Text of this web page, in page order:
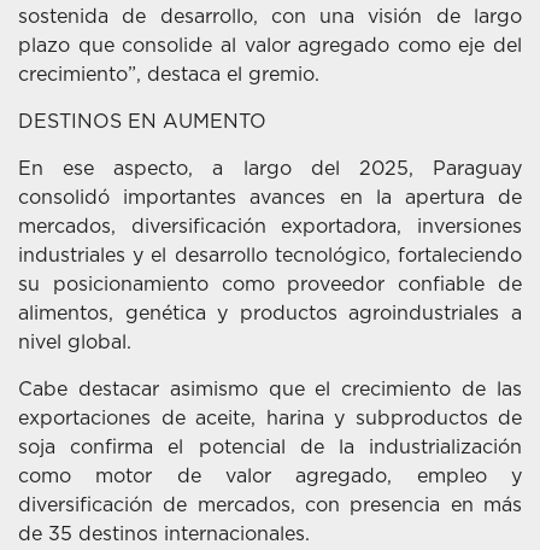
sostenida de desarrollo, con una visión de largo
plazo que consolide al valor agregado como eje del
crecimiento”, destaca el gremio.
DESTINOS EN AUMENTO
En ese aspecto, a largo del 2025, Paraguay
consolidó importantes avances en la apertura de
mercados, diversificación exportadora, inversiones
industriales y el desarrollo tecnológico, fortaleciendo
su posicionamiento como proveedor confiable de
alimentos, genética y productos agroindustriales a
nivel global.
Cabe destacar asimismo que el crecimiento de las
exportaciones de aceite, harina y subproductos de
soja confirma el potencial de la industrialización
como motor de valor agregado, empleo y
diversificación de mercados, con presencia en más
de 35 destinos internacionales.